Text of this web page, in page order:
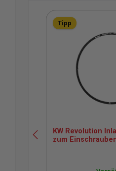
Produktgalerie
Tipp
KW Revolution
zum